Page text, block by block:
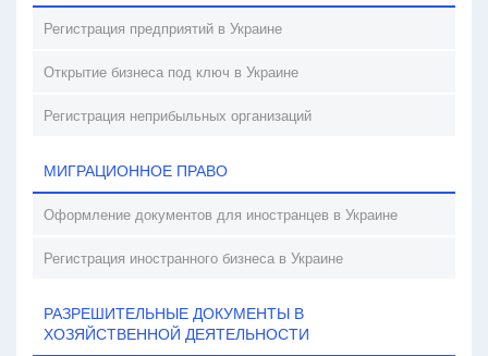
Регистрация предприятий в Украине
Открытие бизнеса под ключ в Украине
Регистрация неприбыльных организаций
МИГРАЦИОННОЕ ПРАВО
Оформление документов для иностранцев в Украине
Регистрация иностранного бизнеса в Украине
РАЗРЕШИТЕЛЬНЫЕ ДОКУМЕНТЫ В
ХОЗЯЙСТВЕННОЙ ДЕЯТЕЛЬНОСТИ